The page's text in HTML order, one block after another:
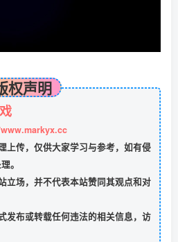
权声明
上传，仅供大家学习与参考，如有侵
。
立场，并不代表本站赞同其观点和对
发布或转载任何违法的相关信息，访